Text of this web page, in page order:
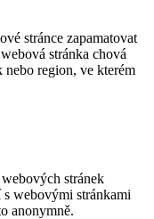
stránce zapamatovat
stránka chová
region, ve kterém
stránek
webovými stránkami
anonymně.